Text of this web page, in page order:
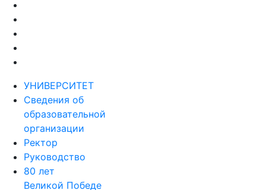
УНИВЕРСИТЕТ
Сведения об
образовательной
организации
Ректор
Руководство
80 лет
Великой Победе